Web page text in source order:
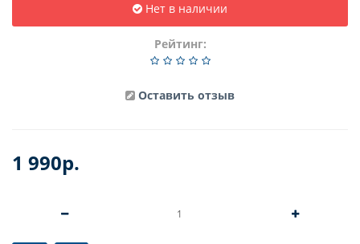
Нет в наличии
Рейтинг:
Оставить отзыв
1 990р.